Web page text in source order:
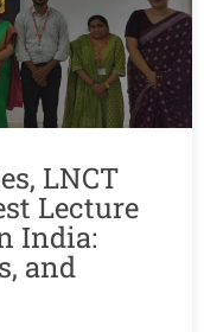
LNCT
Lecture
India:
and